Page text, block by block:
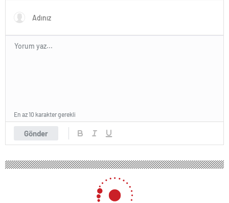
Gönder
En az 10 karakter gerekli